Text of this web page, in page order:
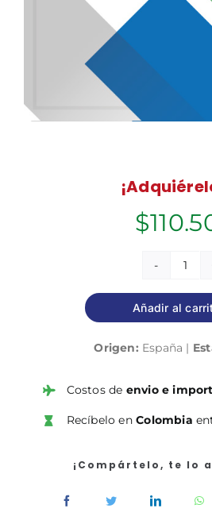
$
del
de
del
de
Añadir al
Origen: España |
Costos de envio e
Recíbelo enColombia
¡Compártelo, te lo